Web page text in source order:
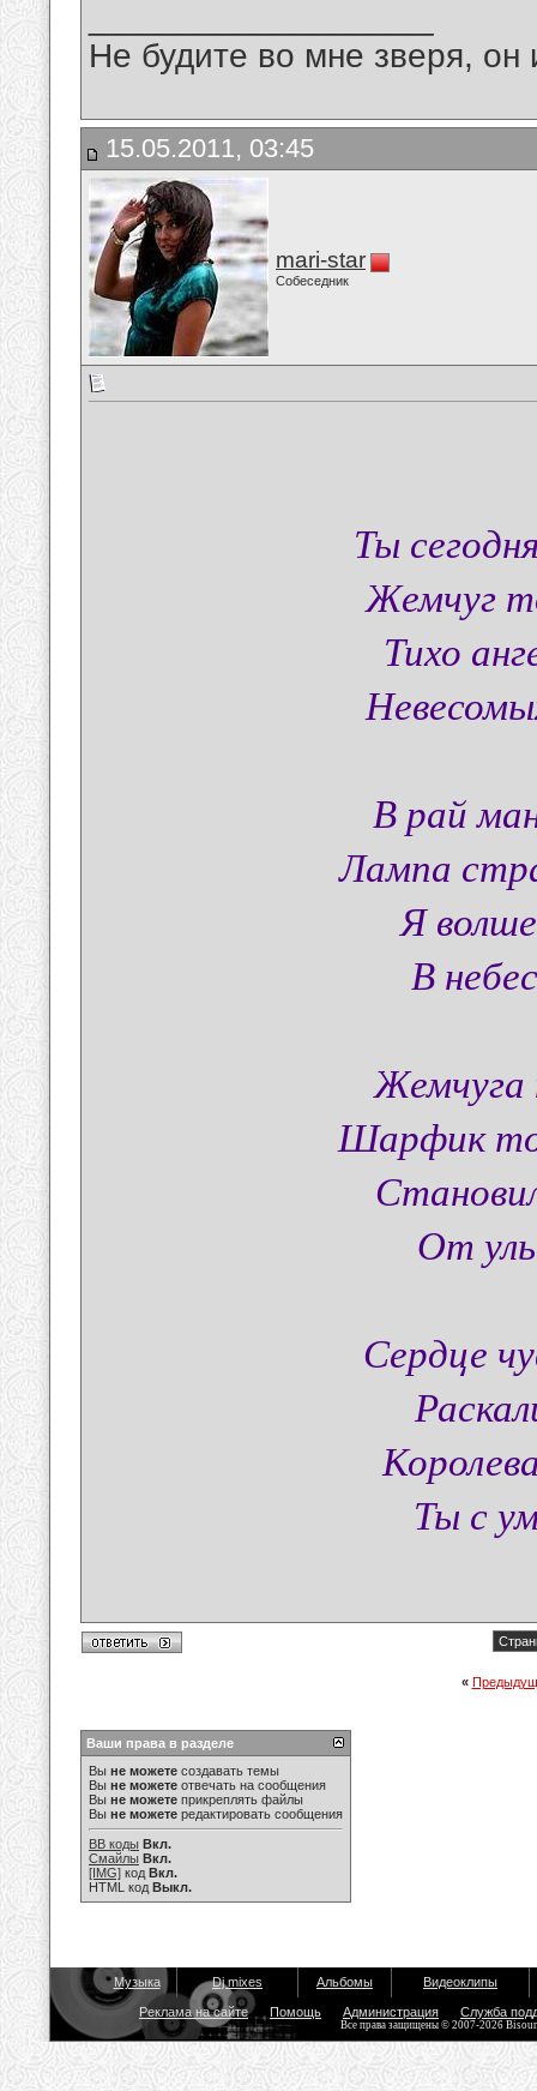
Не будите во мне зверя, он
15.05.2011, 03:45
mari-star
Собеседник
Ты
Жемчуг
Тихо
В рай
Лампа
Я
В
Жемчуга
Шарфик
От
Сердце
Ты с
«
Ваши права в разделе
Вы не можете создавать темы
Вы не можете отвечать на сообщения
Вы не можете прикреплять файлы
Вы не можете редактировать сообщения
BB коды Вкл.
Смайлы Вкл.
[IMG] код Вкл.
HTML код Выкл.
Музыка Dj mixes Альбомы Видеоклипы
Реклама на сайте Помощь Администрация Служба
Все права защищены © 2007-2026